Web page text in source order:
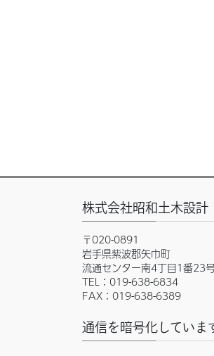
株式会社昭和土木設計
〒020-0891
岩手県紫波郡矢巾町
流通センター南4丁目1番23
TEL：019-638-6834
FAX：019-638-6389
通信を暗号化していま